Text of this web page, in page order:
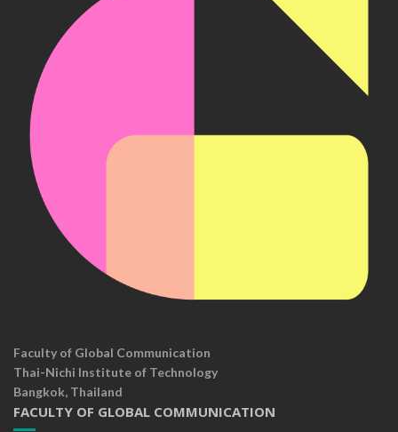
Faculty of Global Communication
Thai-Nichi Institute of Technology
Bangkok, Thailand
FACULTY OF GLOBAL COMMUNICATION